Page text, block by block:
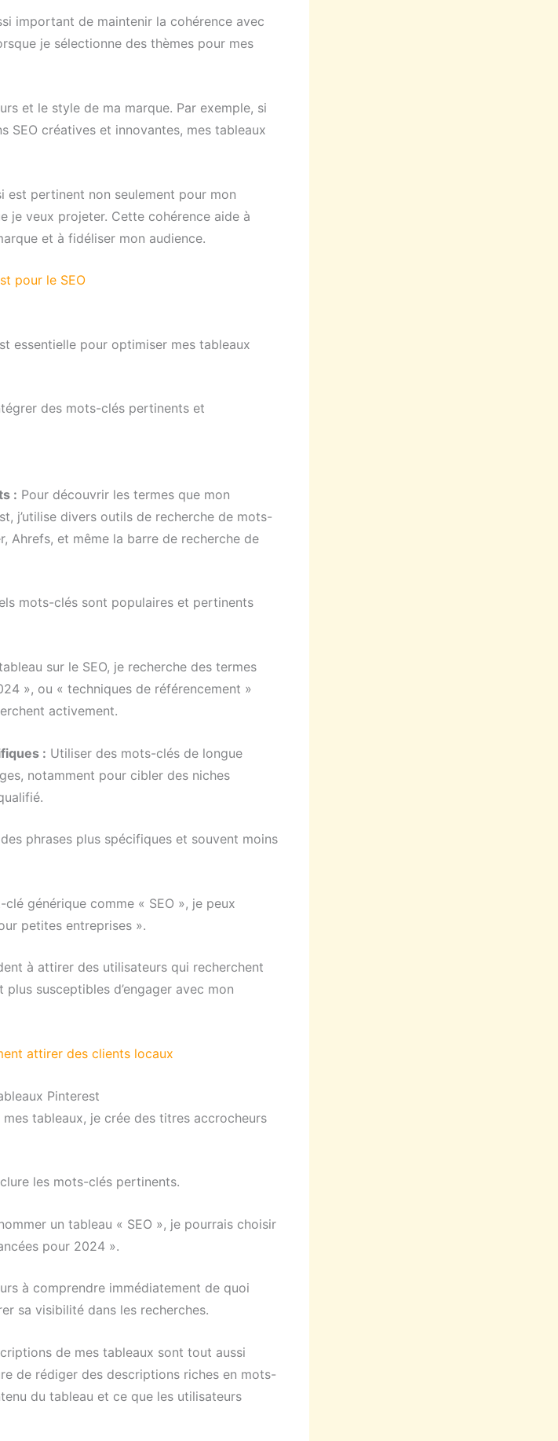
important de maintenir la cohérence avec
je sélectionne des thèmes pour mes
et le style de ma marque. Par exemple, si
SEO créatives et innovantes, mes tableaux
est pertinent non seulement pour mon
je veux projeter. Cette cohérence aide à
et à fidéliser mon audience.
pour le SEO
essentielle pour optimiser mes tableaux
des mots-clés pertinents et
: Pour découvrir les termes que mon
j’utilise divers outils de recherche de mots-
Ahrefs, et même la barre de recherche de
mots-clés sont populaires et pertinents
sur le SEO, je recherche des termes
», ou « techniques de référencement »
activement.
: Utiliser des mots-clés de longue
notamment pour cibler des niches
phrases plus spécifiques et souvent moins
générique comme « SEO », je peux
petites entreprises ».
à attirer des utilisateurs qui recherchent
susceptibles d’engager avec mon
attirer des clients locaux
Pinterest
tableaux, je crée des titres accrocheurs
les mots-clés pertinents.
un tableau « SEO », je pourrais choisir
pour 2024 ».
à comprendre immédiatement de quoi
sa visibilité dans les recherches.
de mes tableaux sont tout aussi
de rédiger des descriptions riches en mots-
du tableau et ce que les utilisateurs